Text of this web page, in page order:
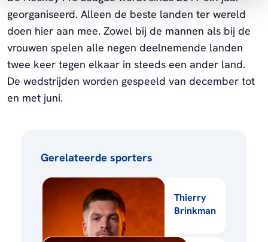
georganiseerd. Alleen de beste landen ter wereld
doen hier aan mee. Zowel bij de mannen als bij de
vrouwen spelen alle negen deelnemende landen
twee keer tegen elkaar in steeds een ander land.
De wedstrijden worden gespeeld van december tot
en met juni.
Gerelateerde sporters
Thierry
Brinkman